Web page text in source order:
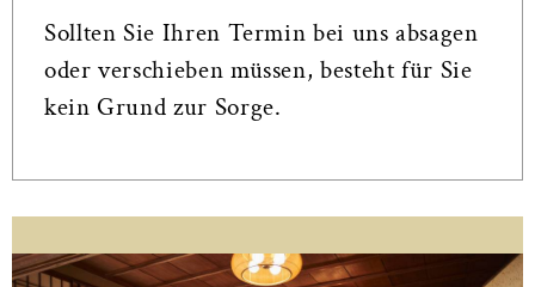
Sollten Sie Ihren Termin bei uns absagen
oder verschieben müssen, besteht für Sie
kein Grund zur Sorge.